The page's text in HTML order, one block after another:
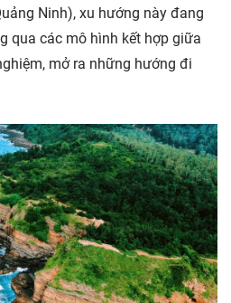
Ninh), xu hướng này đang
qua các mô hình kết hợp giữa
mở ra những hướng đi